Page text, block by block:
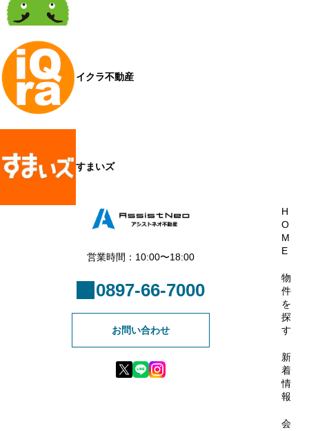
イクラ不動産
すまいズ
営業時間：10:00〜18:00
0897-66-7000
お問い合わせ
H
O
M
E
物
件
を
探
す
新
着
情
報
会